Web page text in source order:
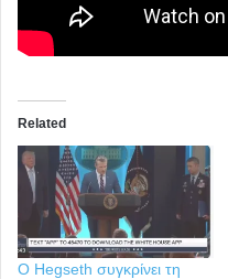
Related
Ο Hegseth συγκρίνει τη